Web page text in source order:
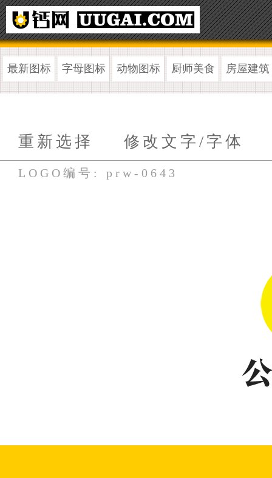
最新图标 字母图标 动物图标 厨师美食 房屋建筑
重新选择 修改文字/字体
LOGO编号: prw-0643